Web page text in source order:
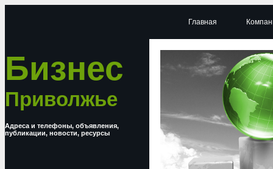
Бизнес
Приволжье
Адреса и телефоны, объявления,
публикации, новости, ресурсы
Главная